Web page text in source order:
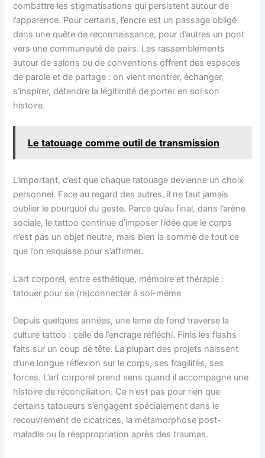
combattre les stigmatisations qui persistent autour de
l’apparence. Pour certains, l’encre est un passage obligé
dans une quête de reconnaissance, pour d’autres un pont
vers une communauté de pairs. Les rassemblements
autour de salons ou de conventions offrent des espaces
de parole et de partage : on vient montrer, échanger,
s’inspirer, défendre la légitimité de porter en soi son
histoire.
Le tatouage comme outil de transmission
L’important, c’est que chaque tatouage devienne un choix
personnel. Face au regard des autres, il ne faut jamais
oublier le pourquoi du geste. Parce qu’au final, dans l’arène
sociale, le tattoo continue d’imposer l’idée que le corps
n’est pas un objet neutre, mais bien la somme de tout ce
que l’on esquisse pour s’affirmer.
L’art corporel, entre esthétique, mémoire et thérapie :
tatouer pour se (re)connecter à soi-même
Depuis quelques années, une lame de fond traverse la
culture tattoo : celle de l’encrage réfléchi. Finis les flashs
faits sur un coup de tête. La plupart des projets naissent
d’une longue réflexion sur le corps, ses fragilités, ses
forces. L’art corporel prend sens quand il accompagne une
histoire de réconciliation. Ce n’est pas pour rien que
certains tatoueurs s’engagent spécialement dans le
recouvrement de cicatrices, la métamorphose post-
maladie ou la réappropriation après des traumas.